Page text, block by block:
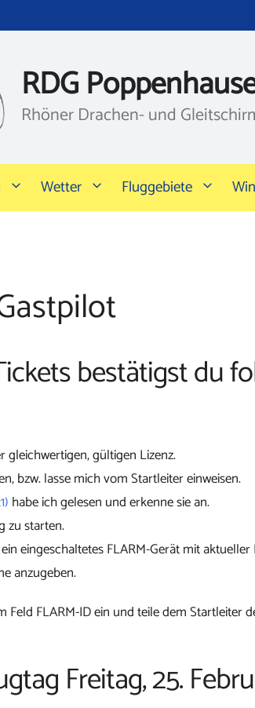
RDG
Rhöner Drachen- und
Wetter Fluggebiete
bestätigst du
gleichwertigen, gültigen Lizenz.
bzw. lasse mich vom Startleiter einweisen.
habe ich gelesen und erkenne sie an.
zu starten.
eingeschaltetes FLARM-Gerät mit
anzugeben.
FLARM-ID ein und teile dem Startleiter
Freitag, 25.